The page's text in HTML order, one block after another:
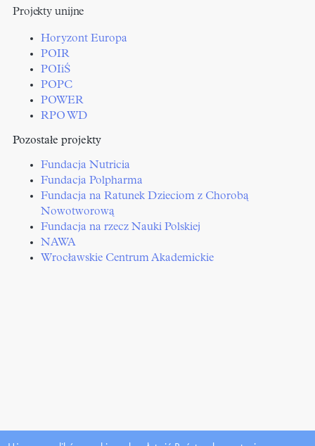
Projekty unijne
Horyzont Europa
POIR
POIiŚ
POPC
POWER
RPO WD
Pozostałe projekty
Fundacja Nutricia
Fundacja Polpharma
Fundacja na Ratunek Dzieciom z Chorobą
Nowotworową
Fundacja na rzecz Nauki Polskiej
NAWA
Wrocławskie Centrum Akademickie